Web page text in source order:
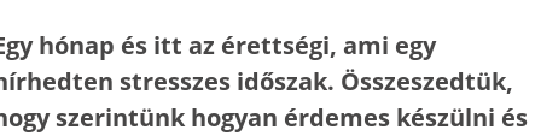
hónap és itt az érettségi, ami egy
stresszes időszak. Összeszedtük,
szerintünk hogyan érdemes készülni és